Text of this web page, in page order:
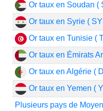
Or taux en Soudan (
Or taux en Syrie (
Or taux en Tunisie (
Or taux en Émirats
Or taux en Algérie (
Or taux en Yemen (
Plusieurs pays de